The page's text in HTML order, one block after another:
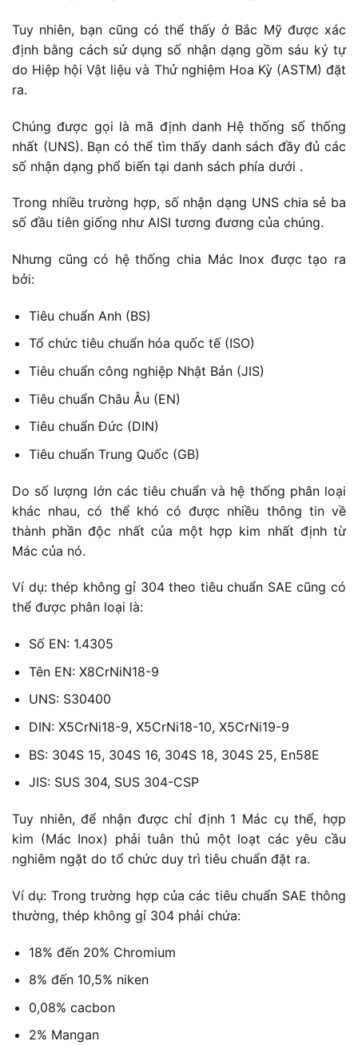
Tuy nhiên, bạn cũng có thể thấy ở Bắc Mỹ được xác
định bằng cách sử dụng số nhận dạng gồm sáu ký tự
do Hiệp hội Vật liệu và Thử nghiệm Hoa Kỳ (ASTM) đặt
ra.
Chúng được gọi là mã định danh Hệ thống số thống
nhất (UNS). Bạn có thể tìm thấy danh sách đầy đủ các
số nhận dạng phổ biến tại danh sách phía dưới .
Trong nhiều trường hợp, số nhận dạng UNS chia sẻ ba
số đầu tiên giống như AISI tương đương của chúng.
Nhưng cũng có hệ thống chia Mác Inox được tạo ra
bởi:
Tiêu chuẩn Anh (BS)
Tổ chức tiêu chuẩn hóa quốc tế (ISO)
Tiêu chuẩn công nghiệp Nhật Bản (JIS)
Tiêu chuẩn Châu Âu (EN)
Tiêu chuẩn Đức (DIN)
Tiêu chuẩn Trung Quốc (GB)
Do số lượng lớn các tiêu chuẩn và hệ thống phân loại
khác nhau, có thể khó có được nhiều thông tin về
thành phần độc nhất của một hợp kim nhất định từ
Mác của nó.
Ví dụ: thép không gỉ 304 theo tiêu chuẩn SAE cũng có
thể được phân loại là:
Số EN: 1.4305
Tên EN: X8CrNiN18-9
UNS: S30400
DIN: X5CrNi18-9, X5CrNi18-10, X5CrNi19-9
BS: 304S 15, 304S 16, 304S 18, 304S 25, En58E
JIS: SUS 304, SUS 304-CSP
Tuy nhiên, để nhận được chỉ định 1 Mác cụ thể, hợp
kim (Mác Inox) phải tuân thủ một loạt các yêu cầu
nghiêm ngặt do tổ chức duy trì tiêu chuẩn đặt ra.
Ví dụ: Trong trường hợp của các tiêu chuẩn SAE thông
thường, thép không gỉ 304 phải chứa:
18% đến 20% Chromium
8% đến 10,5% niken
0,08% cacbon
2% Mangan